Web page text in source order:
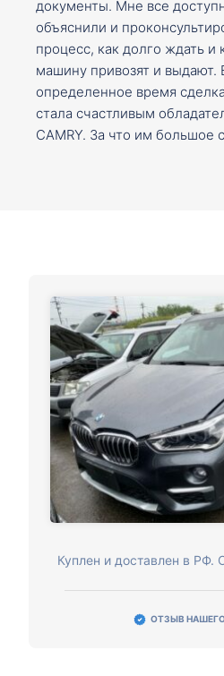
документы. Мне все
объяснили и
процесс, как долго ждать и
машину привозят и выдают.
определенное время
стала счастливым
CAMRY. За что им большое
Куплен и доставлен в РФ.
ОТЗЫВ